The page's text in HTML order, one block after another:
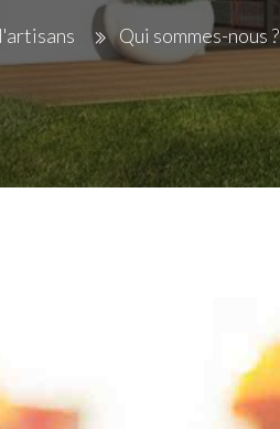
Qui sommes-nous ?